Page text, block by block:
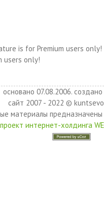
is for Premium users only!
users only!
основано 07.08.2006.
сайт 2007 - 2022 ©
материалы
проект интернет-холдинга